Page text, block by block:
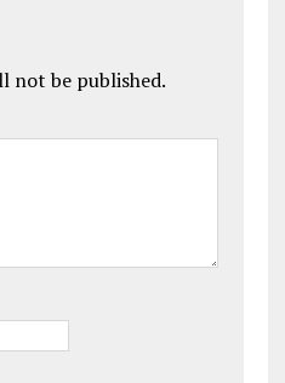
not be published.